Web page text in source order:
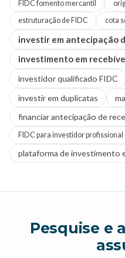
FIDC fomento mercantil
estruturação de FIDC
cota
investir em antecipação
investimento em
investidor qualificado FIDC
investir em duplicatas
financiar antecipação de
FIDC para investidor profissional
plataforma de investimento
Pesquise e